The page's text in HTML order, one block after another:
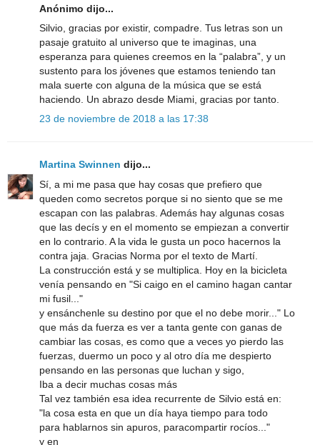
Anónimo dijo...
Silvio, gracias por existir, compadre. Tus letras son un
pasaje gratuito al universo que te imaginas, una
esperanza para quienes creemos en la “palabra”, y un
sustento para los jóvenes que estamos teniendo tan
mala suerte con alguna de la música que se está
haciendo. Un abrazo desde Miami, gracias por tanto.
23 de noviembre de 2018 a las 17:38
Martina Swinnen dijo...
Sí, a mi me pasa que hay cosas que prefiero que
queden como secretos porque si no siento que se me
escapan con las palabras. Además hay algunas cosas
que las decís y en el momento se empiezan a convertir
en lo contrario. A la vida le gusta un poco hacernos la
contra jaja. Gracias Norma por el texto de Martí.
La construcción está y se multiplica. Hoy en la bicicleta
venía pensando en "Si caigo en el camino hagan cantar
mi fusil..."
y ensánchenle su destino por que el no debe morir..." Lo
que más da fuerza es ver a tanta gente con ganas de
cambiar las cosas, es como que a veces yo pierdo las
fuerzas, duermo un poco y al otro día me despierto
pensando en las personas que luchan y sigo,
Iba a decir muchas cosas más
Tal vez también esa idea recurrente de Silvio está en:
"la cosa esta en que un día haya tiempo para todo
para hablarnos sin apuros, paracompartir rocíos..."
y en